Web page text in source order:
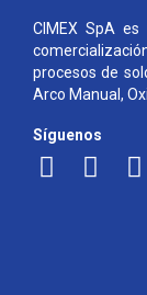
CIMEX SpA
procesos de
Arco Manual,
Síguenos